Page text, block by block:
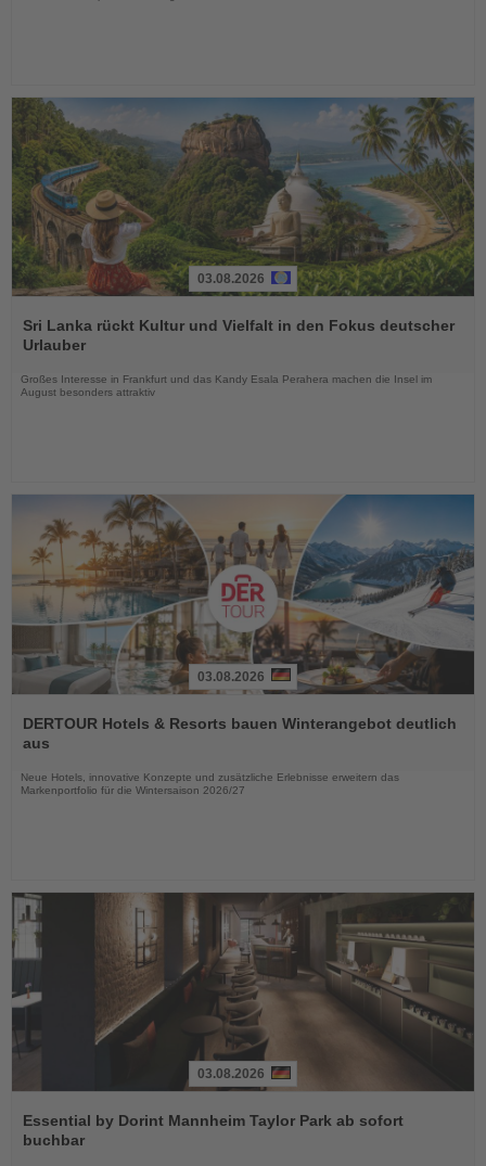
Sie
die
03.08.2026
Sri Lanka rückt Kultur und Vielfalt in den Fokus deutscher
Urlauber
Großes Interesse in Frankfurt und das Kandy Esala Perahera machen die Insel im
August besonders attraktiv
Sie
die
03.08.2026
DERTOUR Hotels & Resorts bauen Winterangebot deutlich
aus
Neue Hotels, innovative Konzepte und zusätzliche Erlebnisse erweitern das
Markenportfolio für die Wintersaison 2026/27
Sie
die
03.08.2026
Essential by Dorint Mannheim Taylor Park ab sofort
buchbar